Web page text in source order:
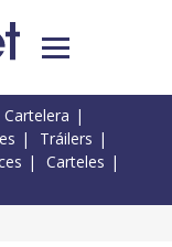
Cartelera
Tráilers
Carteles